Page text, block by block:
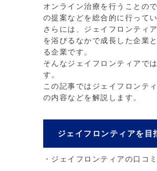
オンライン治療を行うことの
の提案などを総合的に行ってい
さらには、ジェイフロンティ
を浴びるなかで成長した企業
る企業です。
そんなジェイフロンティアで
す。
この記事ではジェイフロンテ
の内容などを解説します。
ジェイフロンティアを目
・ジェイフロンティアの口コ